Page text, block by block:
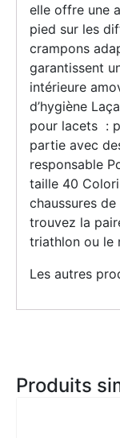
elle offre une
pied sur les
crampons
garantissent
intérieure
d’hygiène
pour lacets :
partie avec
responsable
taille 40
chaussures
trouvez la
triathlon ou le
Les autres
Produits